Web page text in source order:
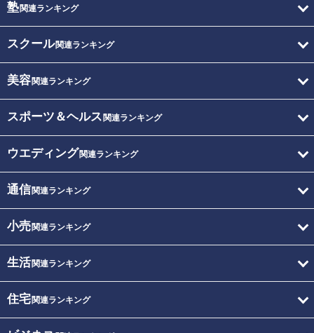
塾関連ランキング
スクール関連ランキング
美容関連ランキング
スポーツ＆ヘルス 関連ランキング
ウエディング関連ランキング
通信関連ランキング
小売関連ランキング
生活関連ランキング
住宅関連ランキング